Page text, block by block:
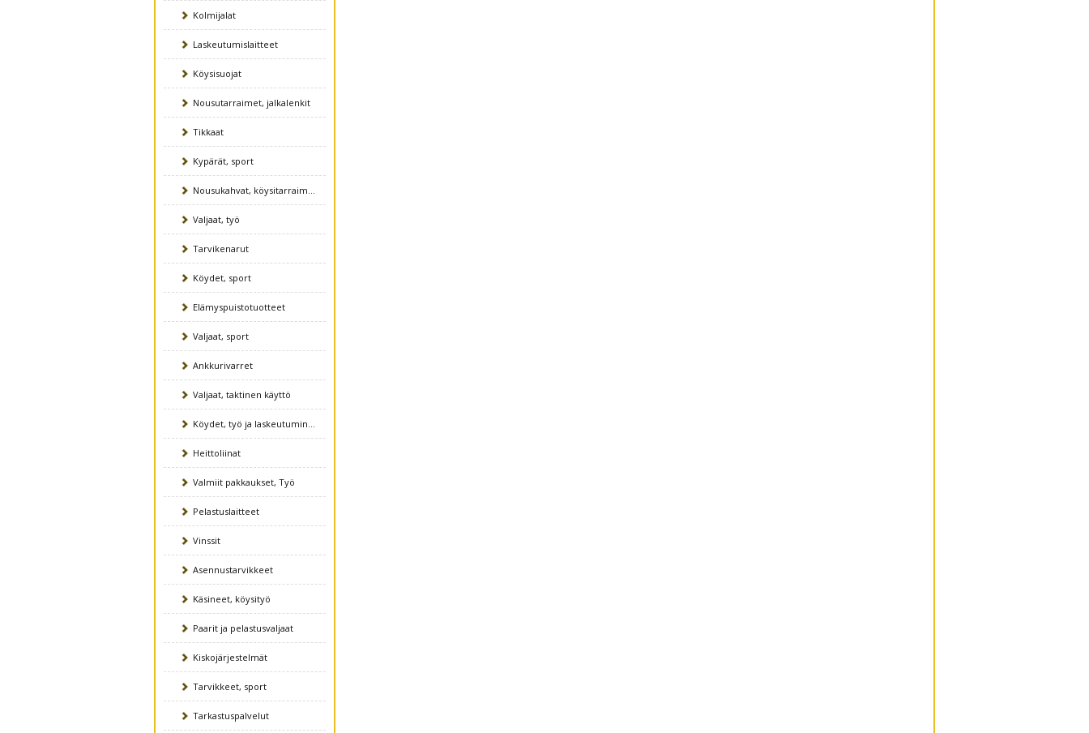
Kolmijalat
Laskeutumislaitteet
Köysisuojat
Nousutarraimet, jalkalenkit
Tikkaat
Kypärät, sport
Nousukahvat, köysitarraimet
Valjaat, työ
Tarvikenarut
Köydet, sport
Elämyspuistotuotteet
Valjaat, sport
Ankkurivarret
Valjaat, taktinen käyttö
Köydet, työ ja laskeutuminen
Heittoliinat
Valmiit pakkaukset, Työ
Pelastuslaitteet
Vinssit
Asennustarvikkeet
Käsineet, köysityö
Paarit ja pelastusvaljaat
Kiskojärjestelmät
Tarvikkeet, sport
Tarkastuspalvelut